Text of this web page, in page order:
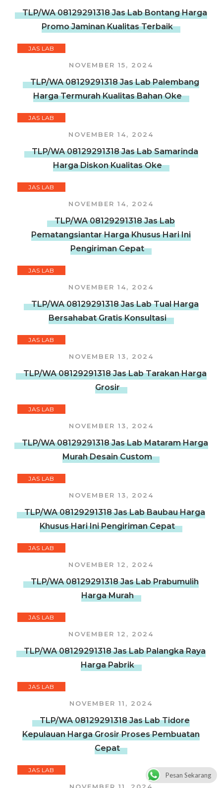
TLP/WA 08129291318 Jas Lab Bontang Harga
Promo Jaminan Kualitas Terbaik
JAS LAB
NOVEMBER 15, 2024
TLP/WA 08129291318 Jas Lab Palembang
Harga Termurah Kualitas Bahan Oke
JAS LAB
NOVEMBER 14, 2024
TLP/WA 08129291318 Jas Lab Samarinda
Harga Diskon Kualitas Oke
JAS LAB
NOVEMBER 14, 2024
TLP/WA 08129291318 Jas Lab
Pematangsiantar Harga Khusus Hari Ini
Pengiriman Cepat
JAS LAB
NOVEMBER 14, 2024
TLP/WA 08129291318 Jas Lab Tual Harga
Bersahabat Gratis Konsultasi
JAS LAB
NOVEMBER 13, 2024
TLP/WA 08129291318 Jas Lab Tarakan Harga
Grosir
JAS LAB
NOVEMBER 13, 2024
TLP/WA 08129291318 Jas Lab Mataram Harga
Murah Desain Custom
JAS LAB
NOVEMBER 13, 2024
TLP/WA 08129291318 Jas Lab Baubau Harga
Khusus Hari Ini Pengiriman Cepat
JAS LAB
NOVEMBER 12, 2024
TLP/WA 08129291318 Jas Lab Prabumulih
Harga Murah
JAS LAB
NOVEMBER 12, 2024
TLP/WA 08129291318 Jas Lab Palangka Raya
Harga Pabrik
JAS LAB
NOVEMBER 11, 2024
TLP/WA 08129291318 Jas Lab Tidore
Kepulauan Harga Grosir Proses Pembuatan
Cepat
JAS LAB
Pesan Sekarang